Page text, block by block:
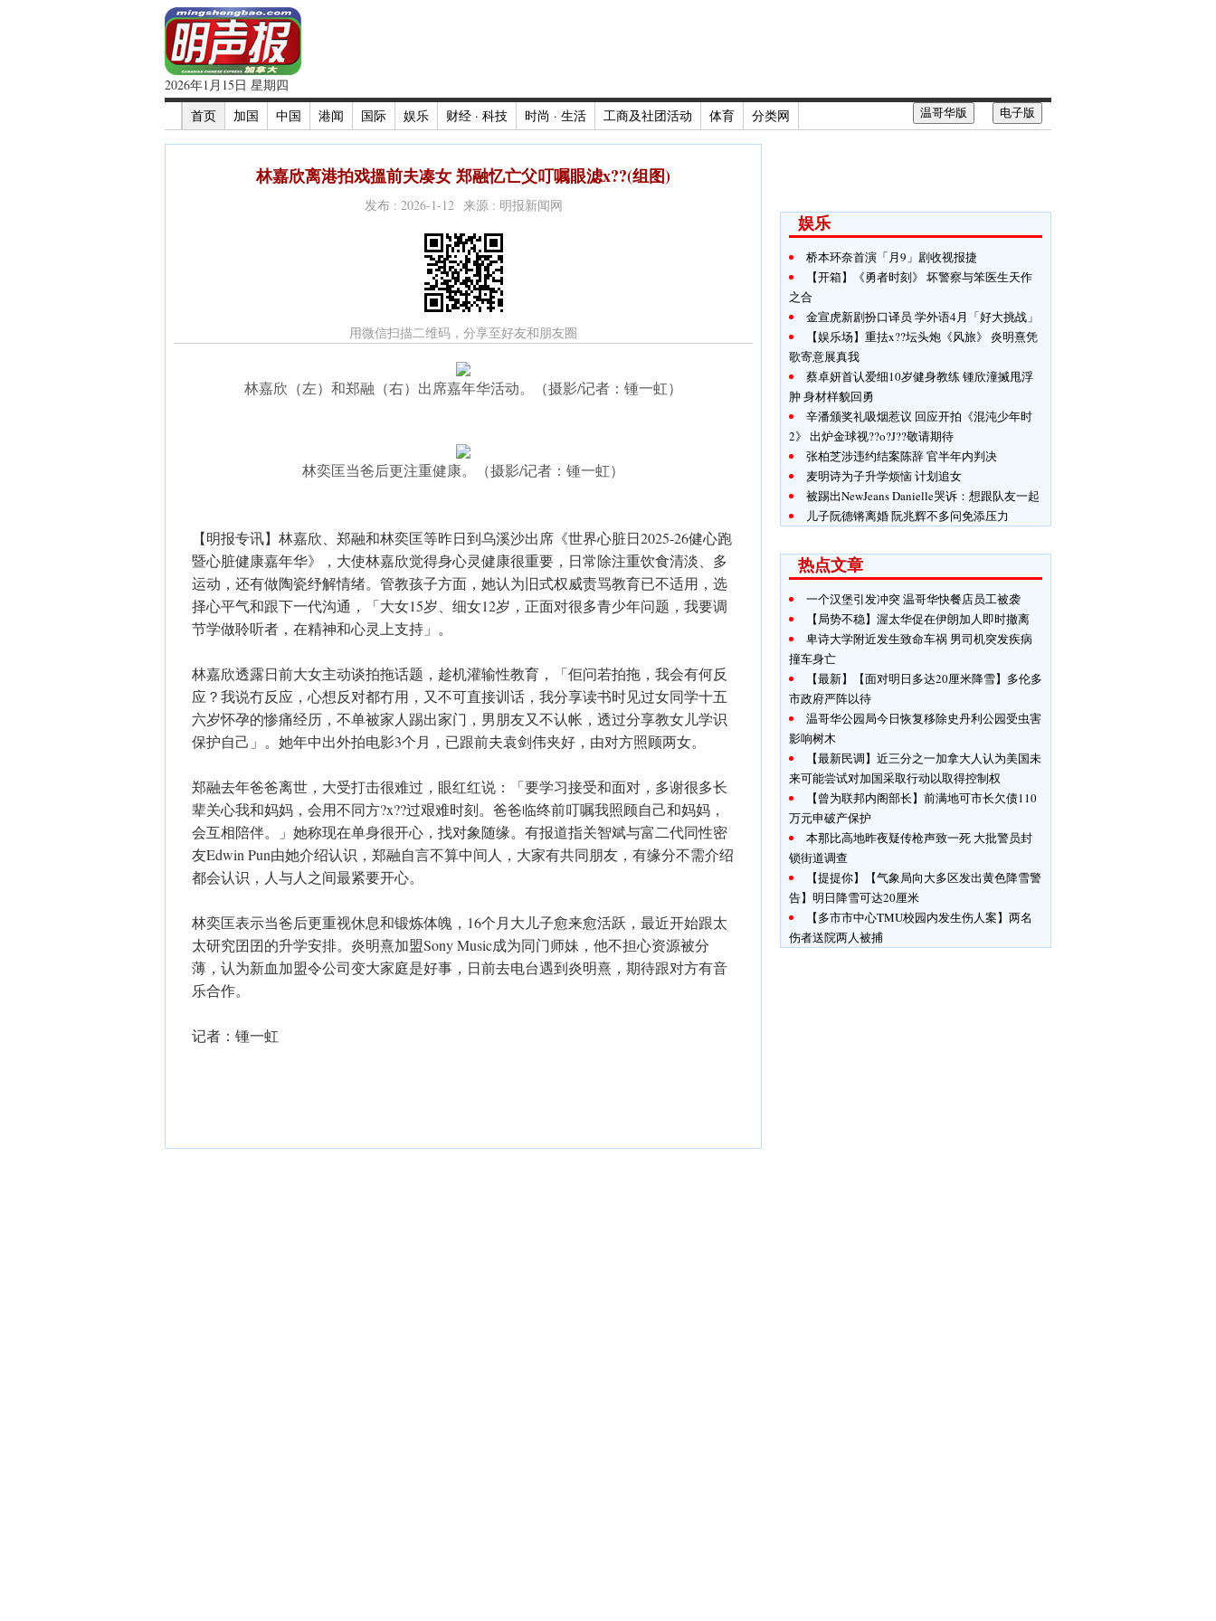
2026年1月15日 星期四
首页
加国 中国 港闻 国际 娱乐 财经 · 科技 时尚 · 生活 工商及社团活动 体育 分类网 电子版
温哥华版
林嘉欣离港拍戏搵前夫凑女 郑融忆亡父叮嘱眼滤x??(组图)
发布 : 2026-1-12 来源 : 明报新闻网
用微信扫描二维码，分享至好友和朋友圈
林嘉欣（左）和郑融（右）出席嘉年华活动。（摄影/记者：锺一虹）
林奕匡当爸后更注重健康。（摄影/记者：锺一虹）
【明报专讯】林嘉欣、郑融和林奕匡等昨日到乌溪沙出席《世界心脏日2025-26健心跑
暨心脏健康嘉年华》，大使林嘉欣觉得身心灵健康很重要，日常除注重饮食清淡、多
运动，还有做陶瓷纾解情绪。管教孩子方面，她认为旧式权威责骂教育已不适用，选
择心平气和跟下一代沟通，「大女15岁、细女12岁，正面对很多青少年问题，我要调
节学做聆听者，在精神和心灵上支持」。
林嘉欣透露日前大女主动谈拍拖话题，趁机灌输性教育，「佢问若拍拖，我会有何反
应？我说冇反应，心想反对都冇用，又不可直接训话，我分享读书时见过女同学十五
六岁怀孕的惨痛经历，不单被家人踢出家门，男朋友又不认帐，透过分享教女儿学识
保护自己」。她年中出外拍电影3个月，已跟前夫袁剑伟夹好，由对方照顾两女。
郑融去年爸爸离世，大受打击很难过，眼红红说：「要学习接受和面对，多谢很多长
辈关心我和妈妈，会用不同方?x??过艰难时刻。爸爸临终前叮嘱我照顾自己和妈妈，
会互相陪伴。」她称现在单身很开心，找对象随缘。有报道指关智斌与富二代同性密
友Edwin Pun由她介绍认识，郑融自言不算中间人，大家有共同朋友，有缘分不需介绍
都会认识，人与人之间最紧要开心。
林奕匡表示当爸后更重视休息和锻炼体魄，16个月大儿子愈来愈活跃，最近开始跟太
太研究囝囝的升学安排。炎明熹加盟Sony Music成为同门师妹，他不担心资源被分
薄，认为新血加盟令公司变大家庭是好事，日前去电台遇到炎明熹，期待跟对方有音
乐合作。
记者：锺一虹
娱乐
桥本环奈首演「月9」剧收视报捷
【开箱】《勇者时刻》 坏警察与笨医生天作
之合
金宣虎新剧扮口译员 学外语4月「好大挑战」
【娱乐场】重抾x??坛头炮《风旅》 炎明熹凭
歌寄意展真我
蔡卓妍首认爱细10岁健身教练 锺欣潼搣甩浮
肿 身材样貌回勇
辛潘颁奖礼吸烟惹议 回应开拍《混沌少年时
2》 出炉金球视??o?J??敬请期待
张柏芝涉违约结案陈辞 官半年内判决
麦明诗为子升学烦恼 计划追女
被踢出NewJeans Danielle哭诉：想跟队友一起
儿子阮德锵离婚 阮兆辉不多问免添压力
热点文章
一个汉堡引发冲突 温哥华快餐店员工被袭
【局势不稳】渥太华促在伊朗加人即时撤离
卑诗大学附近发生致命车祸 男司机突发疾病
撞车身亡
【最新】【面对明日多达20厘米降雪】多伦多
市政府严阵以待
温哥华公园局今日恢复移除史丹利公园受虫害
影响树木
【最新民调】近三分之一加拿大人认为美国未
来可能尝试对加国采取行动以取得控制权
【曾为联邦内阁部长】前满地可市长欠债110
万元申破产保护
本那比高地昨夜疑传枪声致一死 大批警员封
锁街道调查
【提提你】【气象局向大多区发出黄色降雪警
告】明日降雪可达20厘米
【多市市中心TMU校园内发生伤人案】两名
伤者送院两人被捕